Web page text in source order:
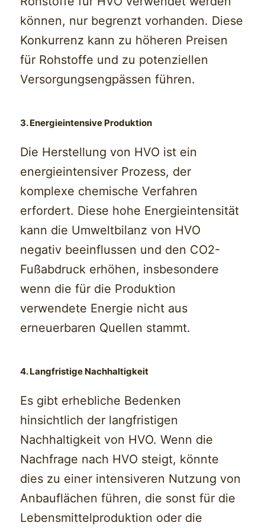
können, nur begrenzt vorhanden. Diese
Konkurrenz kann zu höheren Preisen
für Rohstoffe und zu potenziellen
Versorgungsengpässen führen.
3. Energieintensive Produktion
Die Herstellung von HVO ist ein
energieintensiver Prozess, der
komplexe chemische Verfahren
erfordert. Diese hohe Energieintensität
kann die Umweltbilanz von HVO
negativ beeinflussen und den CO2-
Fußabdruck erhöhen, insbesondere
wenn die für die Produktion
verwendete Energie nicht aus
erneuerbaren Quellen stammt.
4. Langfristige Nachhaltigkeit
Es gibt erhebliche Bedenken
hinsichtlich der langfristigen
Nachhaltigkeit von HVO. Wenn die
Nachfrage nach HVO steigt, könnte
dies zu einer intensiveren Nutzung von
Anbauflächen führen, die sonst für die
Lebensmittelproduktion oder die